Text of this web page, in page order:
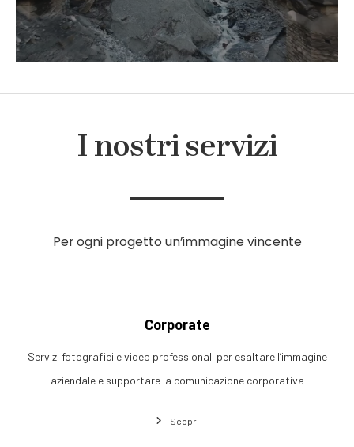
I nostri servizi
Per ogni progetto un’immagine vincente
Corporate
Servizi fotografici e video professionali per esaltare l’immagine
aziendale e supportare la comunicazione corporativa
Scopri